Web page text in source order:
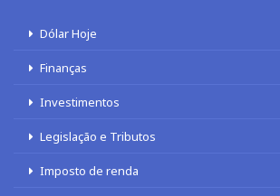
Dólar Hoje
Finanças
Investimentos
Legislação e Tributos
Imposto de renda